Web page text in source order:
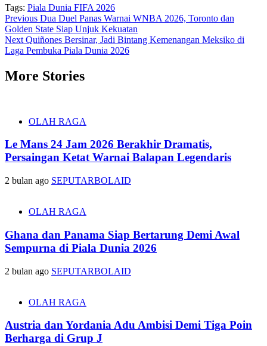
Tags: Piala Dunia FIFA 2026
Post
navigation
Previous Dua Duel Panas Warnai WNBA 2026, Toronto dan
Golden State Siap Unjuk Kekuatan
Next Quiñones Bersinar, Jadi Bintang Kemenangan Meksiko di
Laga Pembuka Piala Dunia 2026
More Stories
OLAH RAGA
Le Mans 24 Jam 2026 Berakhir Dramatis,
Persaingan Ketat Warnai Balapan Legendaris
2 bulan ago SEPUTARBOLAID
OLAH RAGA
Ghana dan Panama Siap Bertarung Demi Awal
Sempurna di Piala Dunia 2026
2 bulan ago SEPUTARBOLAID
OLAH RAGA
Austria dan Yordania Adu Ambisi Demi Tiga Poin
Berharga di Grup J